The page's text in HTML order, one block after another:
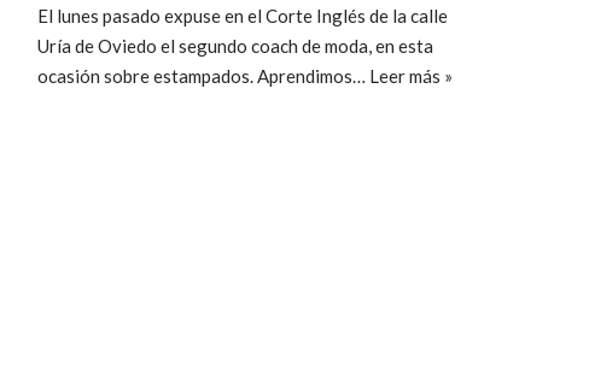
El lunes pasado expuse en el Corte Inglés de la calle
Uría de Oviedo el segundo coach de moda, en esta
ocasión sobre estampados. Aprendimos… Leer más »